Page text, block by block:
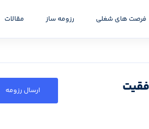
فرصت های شغلی رزومه ساز مقالات
ارسال رزومه